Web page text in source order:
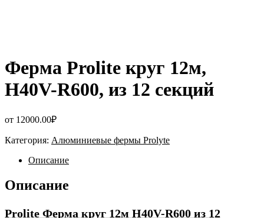
Ферма Prolite круг 12м,
H40V-R600, из 12 секций
от 12000.00₽
Категория: Алюминиевые фермы Prolyte
Описание
Описание
Prolite Ферма круг 12м H40V-R600 из 12